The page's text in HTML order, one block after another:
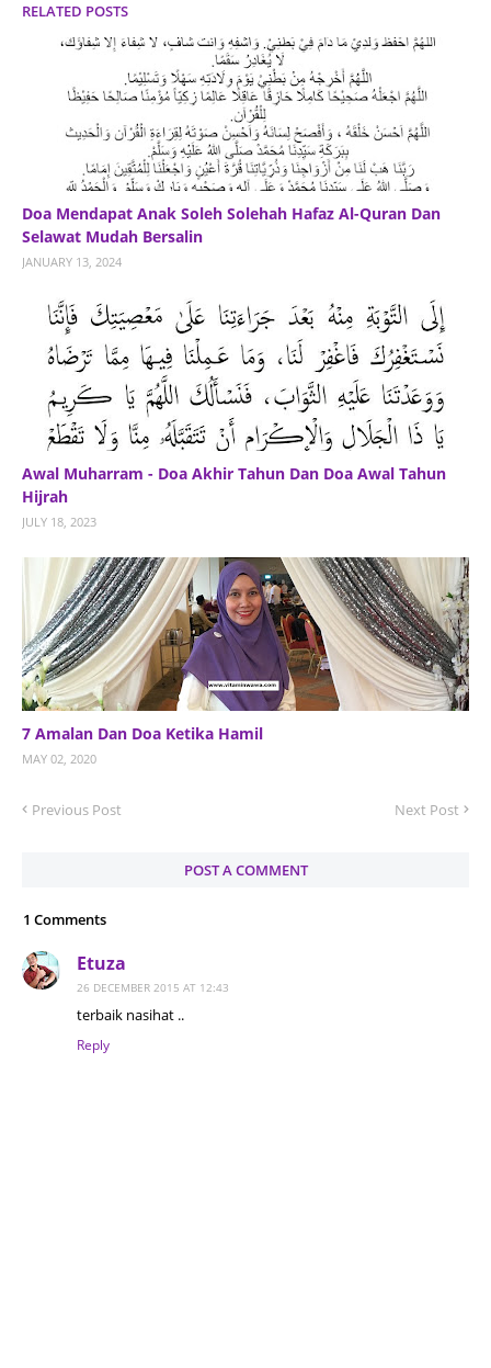
RELATED POSTS
Doa Mendapat Anak Soleh Solehah Hafaz Al-Quran Dan
Selawat Mudah Bersalin
JANUARY 13, 2024
Awal Muharram - Doa Akhir Tahun Dan Doa Awal Tahun
Hijrah
JULY 18, 2023
7 Amalan Dan Doa Ketika Hamil
MAY 02, 2020
Previous Post Next Post
POST A COMMENT
1 Comments
Etuza
26 DECEMBER 2015 AT 12:43
terbaik nasihat ..
Reply